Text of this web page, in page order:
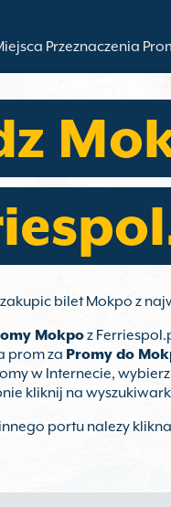
Przeznaczenia
bilet Mokpo z
Mokpoz
prom za Promy do
w Internecie,
kliknij na
portu nalezy